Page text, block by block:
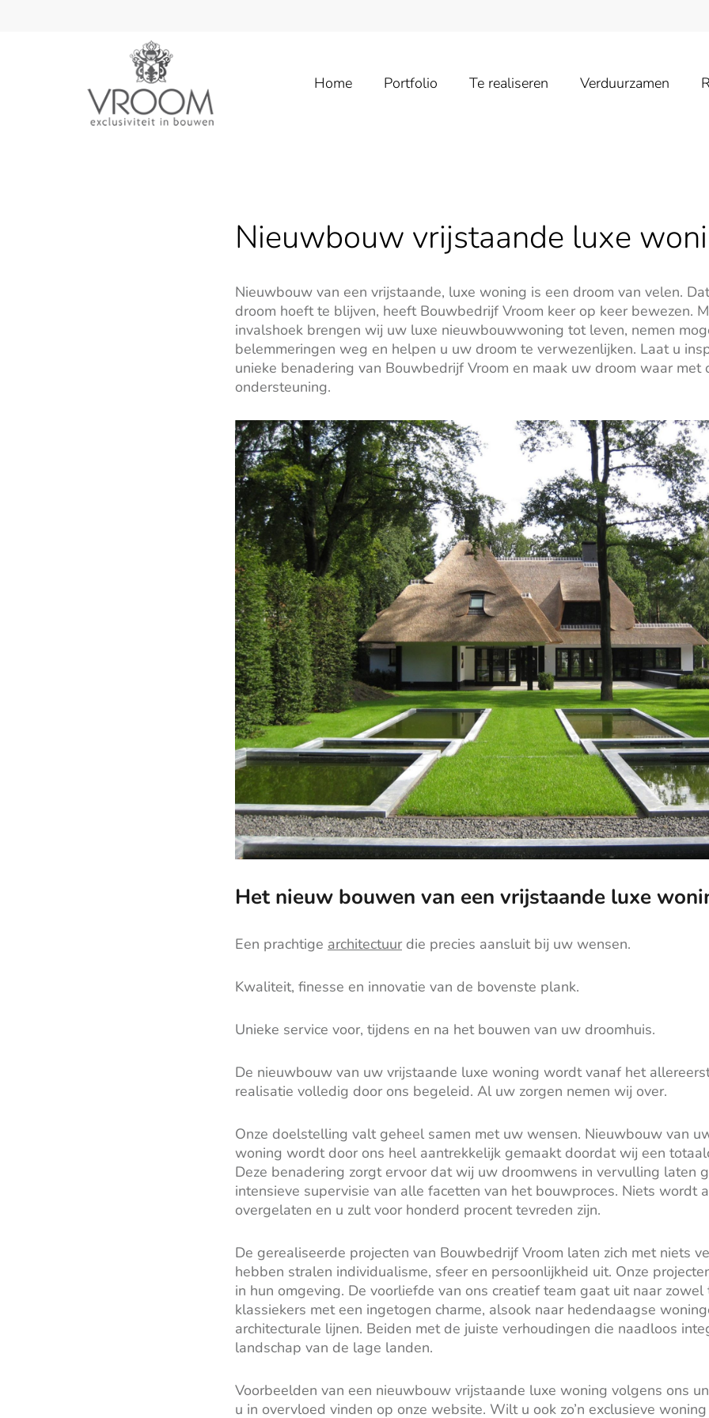
Home Portfolio Te realiseren Verduurzamen
Nieuwbouw vrijstaande luxe
Nieuwbouw van een vrijstaande, luxe woning is een droom van velen.
droom hoeft te blijven, heeft Bouwbedrijf Vroom keer op keer bewezen.
invalshoek brengen wij uw luxe nieuwbouwwoning tot leven, nemen
belemmeringen weg en helpen u uw droom te verwezenlijken. Laat u
unieke benadering van Bouwbedrijf Vroom en maak uw droom waar met
ondersteuning.
Het nieuw bouwen van een vrijstaande luxe
Een prachtige architectuurdie precies aansluit bij uw wensen.
Kwaliteit, finesse en innovatie van de bovenste plank.
Unieke service voor, tijdens en na het bouwen van uw droomhuis.
De nieuwbouw van uw vrijstaande luxe woning wordt vanaf het
realisatie volledig door ons begeleid. Al uw zorgen nemen wij over.
Onze doelstelling valt geheel samen met uw wensen. Nieuwbouw van
woning wordt door ons heel aantrekkelijk gemaakt doordat wij een
Deze benadering zorgt ervoor dat wij uw droomwens in vervulling laten
intensieve supervisie van alle facetten van het bouwproces. Niets wordt
overgelaten en u zult voor honderd procent tevreden zijn.
De gerealiseerde projecten van Bouwbedrijf Vroom laten zich met niets
hebben stralen individualisme, sfeer en persoonlijkheid uit. Onze
in hun omgeving. De voorliefde van ons creatief team gaat uit naar
klassiekers met een ingetogen charme, alsook naar hedendaagse
architecturale lijnen. Beiden met de juiste verhoudingen die naadloos
landschap van de lage landen.
Voorbeelden van een nieuwbouw vrijstaande luxe woning volgens ons
u in overvloed vinden op onze website. Wilt u ook zo’n exclusieve